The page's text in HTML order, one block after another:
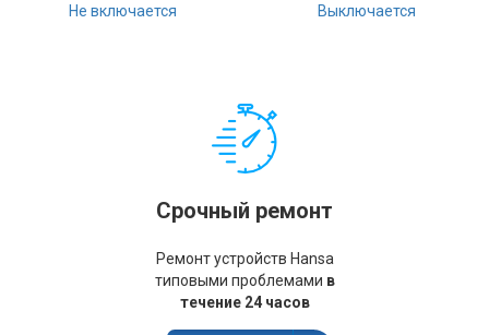
Не включается Выключается
Срочный ремонт
Ремонт устройств Hansa
типовыми проблемами в
течение 24 часов